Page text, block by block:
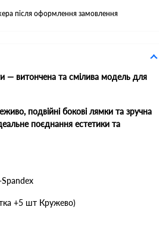
після оформлення замовлення
— витончена та смілива модель для
подвійні бокові лямки та зручна
поєднання естетики та
+5 шт Кружево)